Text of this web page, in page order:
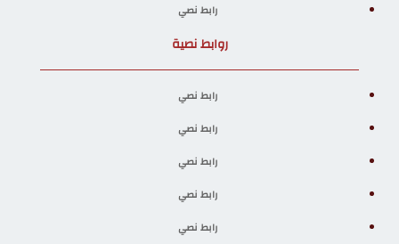
رابط نصي
روابط نصية
رابط نصي
رابط نصي
رابط نصي
رابط نصي
رابط نصي